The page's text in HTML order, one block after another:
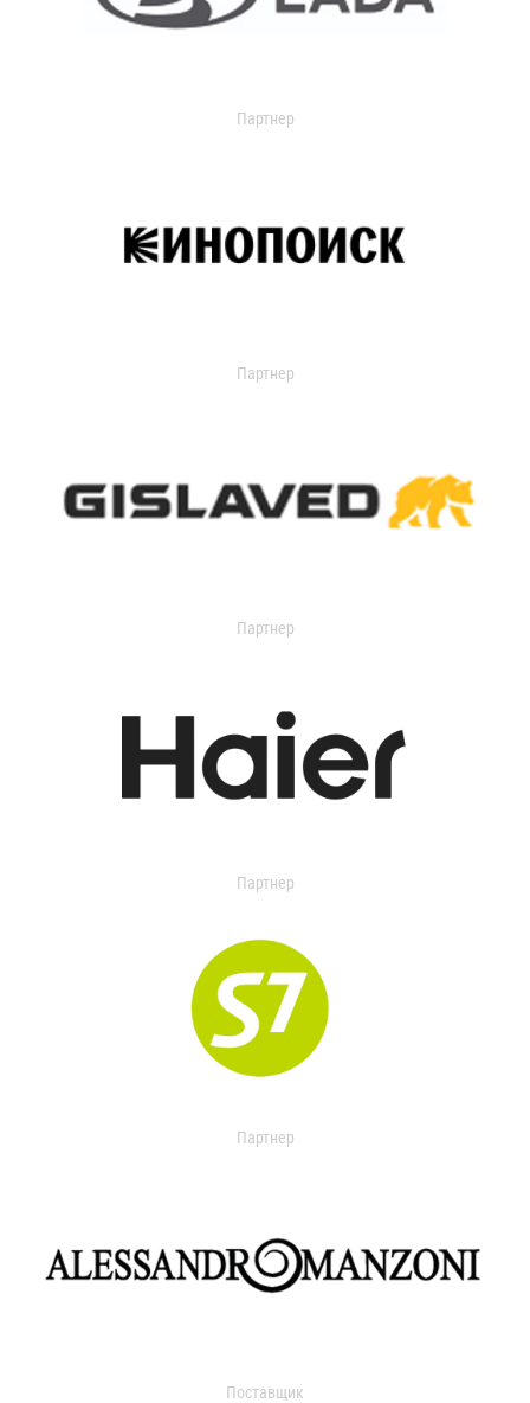
Партнер
Партнер
Партнер
Партнер
Партнер
Поставщик